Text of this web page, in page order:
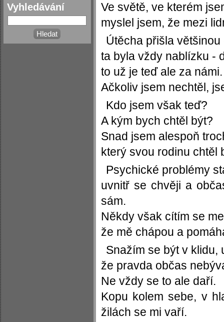
Vyhledávání
Ve světě, ve kterém
myslel jsem, že mezi
Útěcha přišla většinou
ta byla vždy nablízku -
to už je teď ale za námi.
Ačkoliv jsem nechtěl,
Kdo jsem však teď?
A kým bych chtěl být?
Snad jsem alespoň
který svou rodinu chtěl
Psychické problémy
uvnitř se chvěji a
sám.
Někdy však cítím se
že mě chápou a
Snažím se být v klidu,
že pravda občas
Ne vždy se to ale daří.
Kopu kolem sebe, v
žilách se mi vaří.